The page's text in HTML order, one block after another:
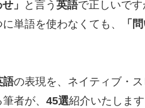
」 と言う 英語で正しいで
単語を使わなくても、
「
語の表現を、ネイティブ・
者が、 45選紹介いたします